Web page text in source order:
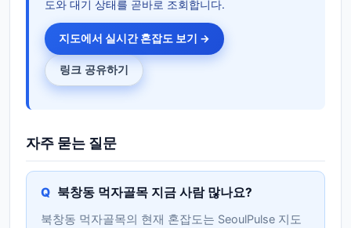
도와 대기 상태를 곧바로 조회합니다.
지도에서 실시간 혼잡도 보기 →
링크 공유하기
자주 묻는 질문
북창동 먹자골목 지금 사람 많나요?
북창동 먹자골목의 현재 혼잡도는 SeoulPulse 지도